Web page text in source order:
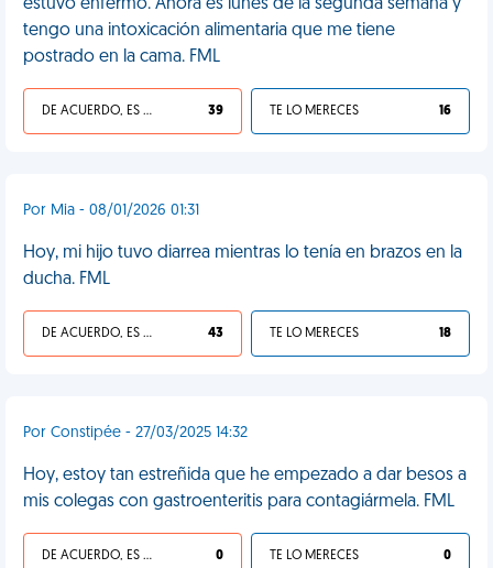
estuvo enfermo. Ahora es lunes de la segunda semana y
tengo una intoxicación alimentaria que me tiene
postrado en la cama. FML
DE ACUERDO, ES UNA VIDA HP 39 TE LO MERECES 16
Por Mia - 08/01/2026 01:31
Hoy, mi hijo tuvo diarrea mientras lo tenía en brazos en la
ducha. FML
DE ACUERDO, ES UNA VIDA HP 43 TE LO MERECES 18
Por Constipée - 27/03/2025 14:32
Hoy, estoy tan estreñida que he empezado a dar besos a
mis colegas con gastroenteritis para contagiármela. FML
DE ACUERDO, ES UNA VIDA HP 0 TE LO MERECES 0